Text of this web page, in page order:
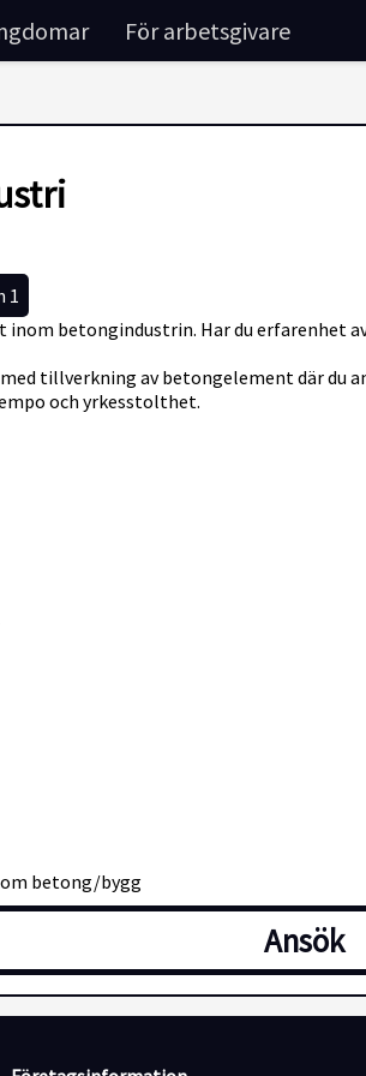
För arbetsgivare
1
inom betongindustrin. Har du
tillverkning av betongelement där
och yrkesstolthet.
betong/bygg
Ansök